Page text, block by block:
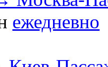
ежедневно